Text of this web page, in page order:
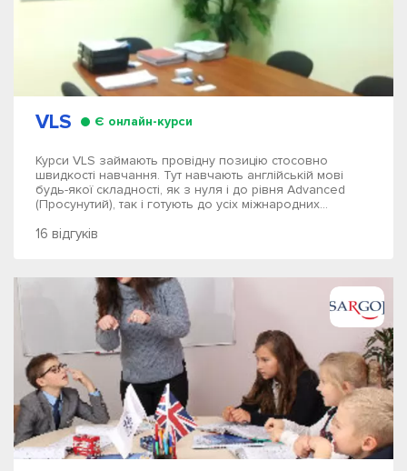
VLS Є онлайн-курси
Курси VLS займають провідну позицію стосовно
швидкості навчання. Тут навчають англійській мові
будь-якої складності, як з нуля і до рівня Advanced
(Просунутий), так і готують до усіх міжнародних...
16 відгуків